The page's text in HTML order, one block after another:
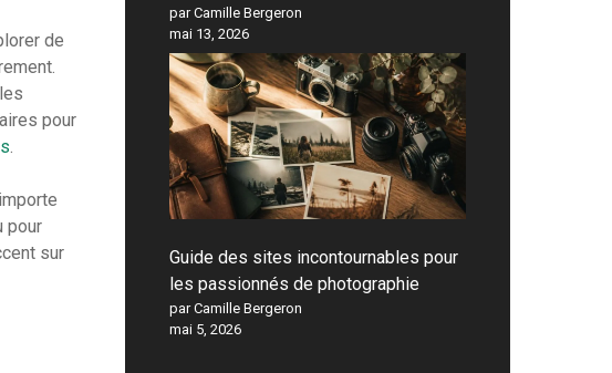
de
pour
pour
sur
par Camille Bergeron
mai 13, 2026
Guide des sites incontournables pour
les passionnés de photographie
par Camille Bergeron
mai 5, 2026